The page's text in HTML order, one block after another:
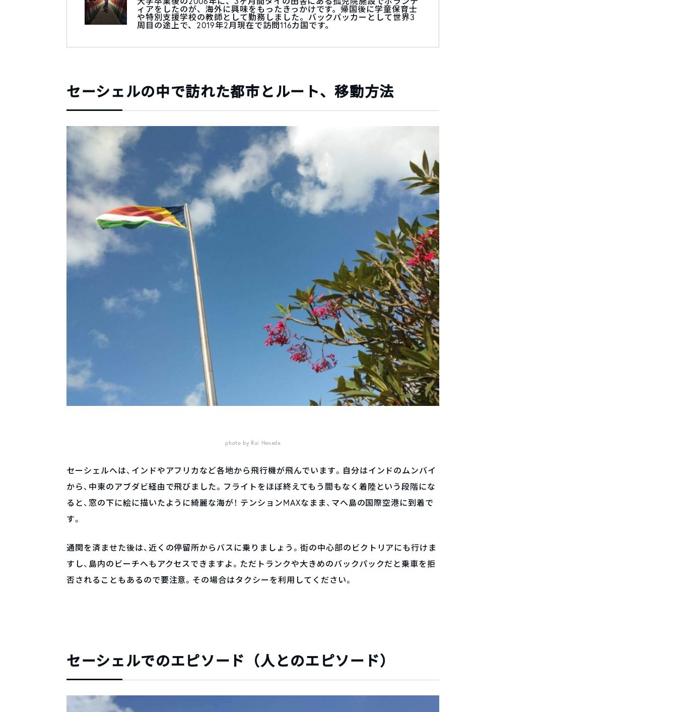
ィアをしたのが、海外に興味をもったきっかけです。帰国後に学童保育士
や特別支援学校の教師として勤務しました。バックパッカーとして世界3
周目の途上で、2019年2月現在で訪問116カ国です。
セーシェルの中で訪れた都市とルート、移動方法
photo by Rui Hanada
セーシェルへは、インドやアフリカなど各地から飛行機が飛んでいます。自分はインドのムンバイ
から、中東のアブダビ経由で飛びました。フライトをほぼ終えてもう間もなく着陸という段階にな
ると、窓の下に絵に描いたように綺麗な海が！ テンションMAXなまま、マへ島の国際空港に到着で
す。
通関を済ませた後は、近くの停留所からバスに乗りましょう。街の中心部のビクトリアにも行けま
すし、島内のビーチへもアクセスできますよ。ただトランクや大きめのバックパックだと乗車を拒
否されることもあるので要注意。その場合はタクシーを利用してください。
セーシェルでのエピソード（人とのエピソード）